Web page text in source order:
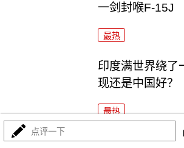
一剑封喉F-15J
最热
印度满世界绕了
现还是中国好？
最热
特朗普突然关闭
点评一下